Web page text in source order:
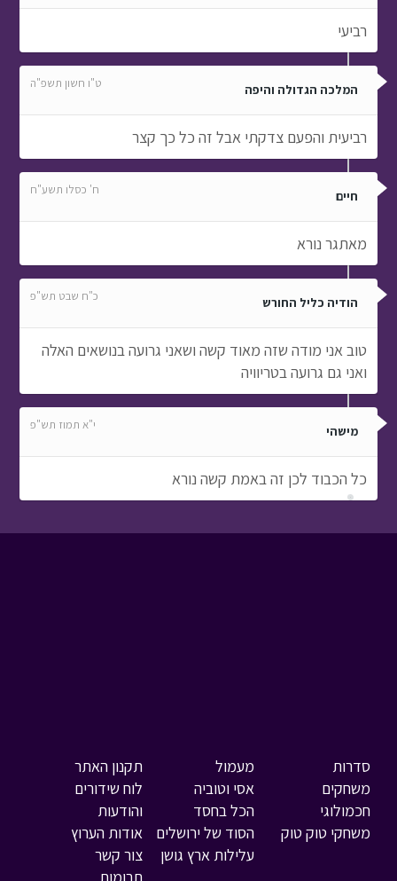
רביעי
המלכה הגדולה והיפה ט"ו חשון תשפ"ה
רביעית והפעם צדקתי אבל זה כל כך קצר
חיים ח' כסלו תשע"ח
מאתגר נורא
הודיה כליל החורש כ"ח שבט תש"פ
טוב אני מודה שזה מאוד קשה ושאני גרועה בנושאים האלה
ואני גם גרועה בטריוויה
מישהי י"א תמוז תש"פ
כל הכבוד לכן זה באמת קשה נורא
סדרות
משחקים
חכמולוגי
משחקי טוק טוק
מעמול
אסי וטוביה
הכל בחסד
הסוד של ירושלים
עלילות ארץ גושן
תקנון האתר
לוח שידורים
והודעות
אודות הערוץ
צור קשר